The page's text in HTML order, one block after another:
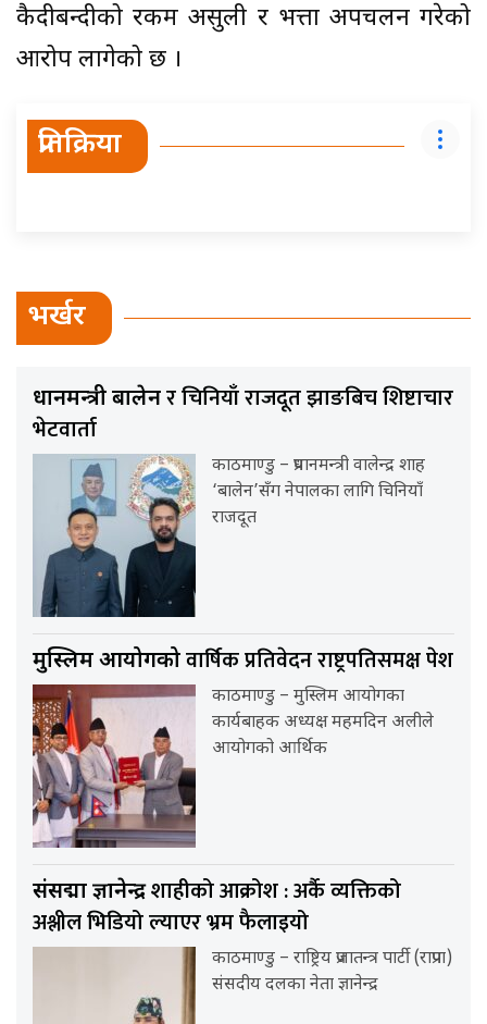
कैदीबन्दीको रकम असुली र भत्ता अपचलन गरेको
आरोप लागेको छ ।
प्रतिक्रिया
भर्खर
प्रधानमन्त्री बालेनर चिनियाँ राजदूत झाङबिच शिष्टाचार
भेटवार्ता
काठमाण्डु – प्रधानमन्त्री वालेन्द्र शाह
‘बालेन’सँग नेपालका लागि चिनियाँ
राजदूत
मुस्लिम आयोगकोवार्षिक प्रतिवेदन राष्ट्रपतिसमक्ष पेश
काठमाण्डु – मुस्लिम आयोगका
कार्यबाहक अध्यक्ष महमदिन अलीले
आयोगको आर्थिक
संसद्मा ज्ञानेन्द्रशाहीको आक्रोश : अर्कै व्यक्तिको
अश्लील भिडियो ल्याएर भ्रम फैलाइयो
काठमाण्डु – राष्ट्रिय प्रजातन्त्र पार्टी (राप्रपा)
संसदीय दलका नेता ज्ञानेन्द्र